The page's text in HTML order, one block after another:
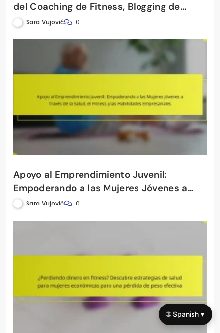
del Coaching de Fitness, Blogging de
Bienestar y Consultoría de Nutrición
Sara Vujović 0
Apoyo al Emprendimiento Juvenil:
Empoderando a las Mujeres Jóvenes a
Través de la Salud, el Fitness y las
Sara Vujović 0
🌐 Spanish ▾